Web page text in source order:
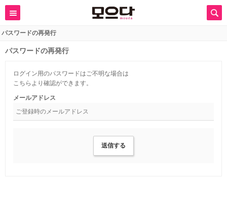
パスワードの再発行
パスワードの再発行
ログイン用のパスワードはご不明な場合は
こちらより確認ができます。
メールアドレス